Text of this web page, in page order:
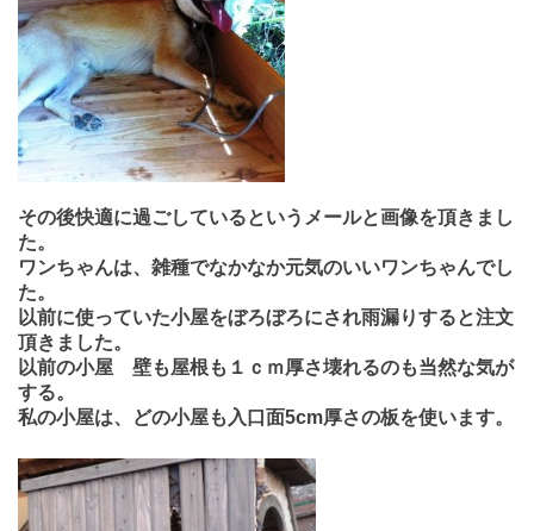
その後快適に過ごしているというメールと画像を頂きまし
た。
ワンちゃんは、雑種でなかなか元気のいいワンちゃんでし
た。
以前に使っていた小屋をぼろぼろにされ雨漏りすると注文
頂きました。
以前の小屋 壁も屋根も１ｃｍ厚さ壊れるのも当然な気が
する。
私の小屋は、どの小屋も入口面5cm厚さの板を使います。